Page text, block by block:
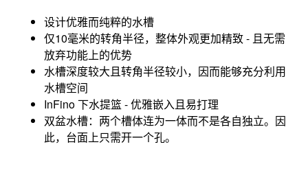
设计优雅而纯粹的水槽
仅10毫米的转角半径，整体外观更加精致 - 且无需
放弃功能上的优势
水槽深度较大且转角半径较小，因而能够充分利用
水槽空间
InFino 下水提篮 - 优雅嵌入且易打理
双盆水槽：两个槽体连为一体而不是各自独立。因
此，台面上只需开一个孔。